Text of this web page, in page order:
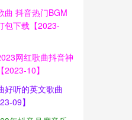
曲 抖音热门BGM
包下载【2023-
网红歌曲抖音神
10】
好听的英文歌曲
09】